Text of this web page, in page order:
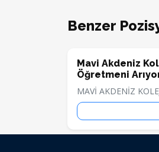
Benzer
Mavi Akdeniz
Öğretmeni
MAVİ AKDENİZ